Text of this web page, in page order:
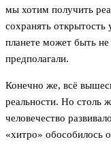
мы хотим получить
сохранять
планете может быть
предполагали.
Конечно же, всё
реальности. Но столь
человечество
«хитро» обособилось